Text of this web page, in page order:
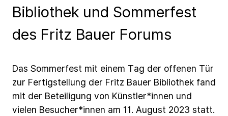
Bibliothek und Sommerfest
des Fritz Bauer Forums
Das Sommerfest mit einem Tag der offenen Tür
zur Fertigstellung der Fritz Bauer Bibliothek fand
mit der Beteiligung von Künstler*innen und
vielen Besucher*innen am 11. August 2023 statt.